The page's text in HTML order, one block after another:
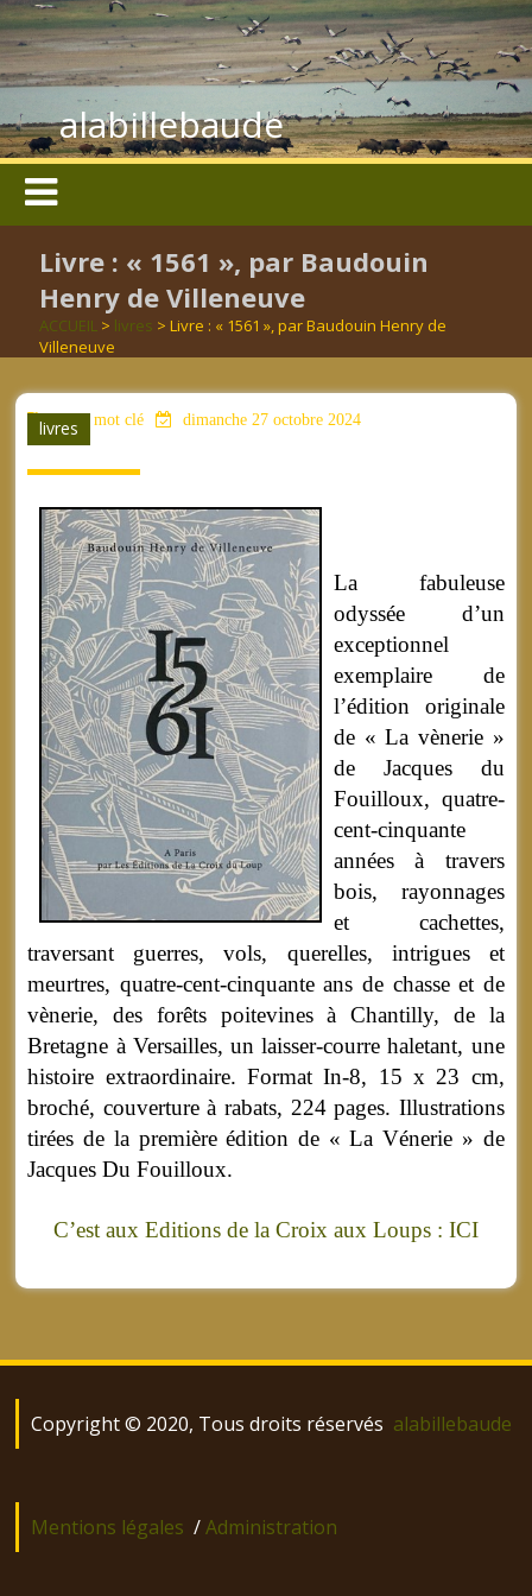
alabillebaude
Livre : « 1561 », par Baudouin
Henry de Villeneuve
ACCUEIL > livres > Livre : « 1561 », par Baudouin Henry de
Villeneuve
livres
aucun mot clé dimanche 27 octobre 2024
La fabuleuse
odyssée d’un
exceptionnel
exemplaire de
l’édition originale
de « La vènerie »
de Jacques du
Fouilloux, quatre-
cent-cinquante
années à travers
bois, rayonnages
et cachettes,
traversant guerres, vols, querelles, intrigues et
meurtres, quatre-cent-cinquante ans de chasse et de
vènerie, des forêts poitevines à Chantilly, de la
Bretagne à Versailles, un laisser-courre haletant, une
histoire extraordinaire. Format In-8, 15 x 23 cm,
broché, couverture à rabats, 224 pages. Illustrations
tirées de la première édition de « La Vénerie » de
Jacques Du Fouilloux.
C’est aux Editions de la Croix aux Loups : ICI
Copyright © 2020, Tous droits réservés alabillebaude
Mentions légales /Administration